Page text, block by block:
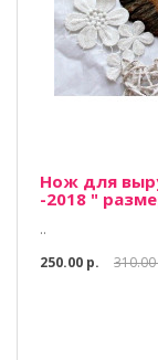
Нож для
-2018 "
..
250.00 р.